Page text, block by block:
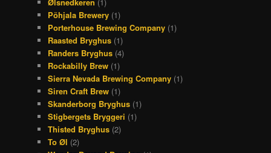
Ølsnedkeren (1)
Põhjala Brewery (1)
Porterhouse Brewing Company (1)
Raasted Bryghus (1)
Randers Bryghus (4)
Rockabilly Brew (1)
Sierra Nevada Brewing Company (1)
Siren Craft Brew (1)
Skanderborg Bryghus (1)
Stigbergets Bryggeri (1)
Thisted Bryghus (2)
To Øl (2)